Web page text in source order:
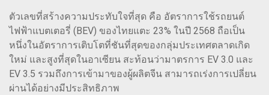
ตัวเลขที่สร้างความประทับใจที่สุด คือ อัตราการใช้รถยนต์
ไฟฟ้าแบตเตอรี่ (BEV) ของไทยแตะ 23% ในปี 2568 ถือเป็น
หนึ่งในอัตราการเติบโตที่ชันที่สุดของกลุ่มประเทศตลาดเกิด
ใหม่ และสูงที่สุดในอาเซียน สะท้อนว่ามาตรการ EV 3.0 และ
EV 3.5 รวมถึงการเข้ามาของผู้ผลิตจีน สามารถเร่งการเปลี่ยน
ผ่านได้อย่างมีประสิทธิภาพ